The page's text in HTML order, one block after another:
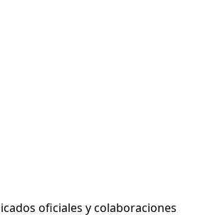
oficiales y colaboraciones